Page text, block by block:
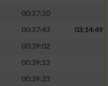
00:37:30
00:37:43
03:14:49
00:39:02
00:39:13
00:39:23